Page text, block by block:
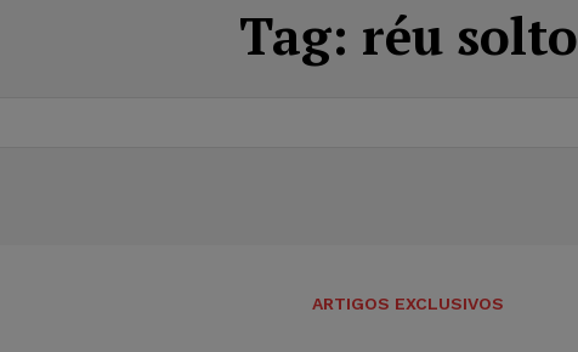
Tag: réu solto
ARTIGOS EXCLUSIVOS